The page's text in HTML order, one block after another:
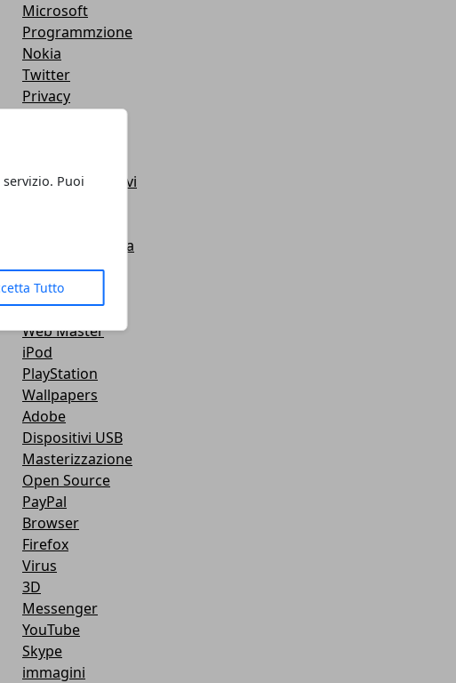
Puoi
Tutto
Microsoft
Programmzione
Nokia
Twitter
Privacy
Sistemi Operativi
Motori di ricerca
NoteBook
Wireless
Samsung
Web Master
iPod
PlayStation
Wallpapers
Adobe
Dispositivi USB
Masterizzazione
Open Source
PayPal
Browser
Firefox
Virus
3D
Messenger
YouTube
Skype
immagini